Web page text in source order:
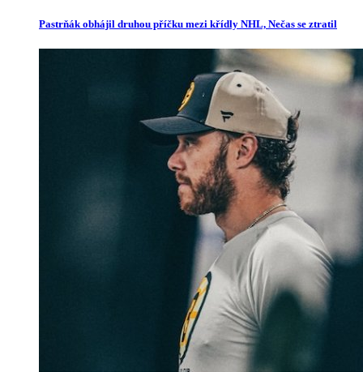
Pastrňák obhájil druhou příčku mezi křídly NHL, Nečas se ztratil